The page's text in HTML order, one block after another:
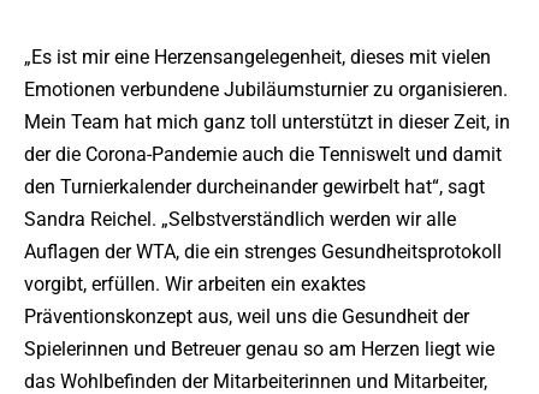
„Es ist mir eine Herzensangelegenheit, dieses mit vielen
Emotionen verbundene Jubiläumsturnier zu organisieren.
Mein Team hat mich ganz toll unterstützt in dieser Zeit, in
der die Corona-Pandemie auch die Tenniswelt und damit
den Turnierkalender durcheinander gewirbelt hat“, sagt
Sandra Reichel. „Selbstverständlich werden wir alle
Auflagen der WTA, die ein strenges Gesundheitsprotokoll
vorgibt, erfüllen. Wir arbeiten ein exaktes
Präventionskonzept aus, weil uns die Gesundheit der
Spielerinnen und Betreuer genau so am Herzen liegt wie
das Wohlbefinden der Mitarbeiterinnen und Mitarbeiter,